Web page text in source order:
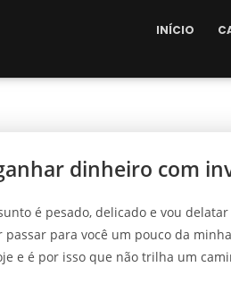
INÍCIO
dinheiro com
é pesado, delicado e vou
para você um pouco da
e é por isso que não trilha um